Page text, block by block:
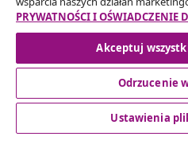
Twojego zamówienia.
Odstąpienie
Obsługa Klienta
PRYWATNOŚCI I OŚWIADCZENIE
Akceptuj
Odrzucenie
Ustawienia